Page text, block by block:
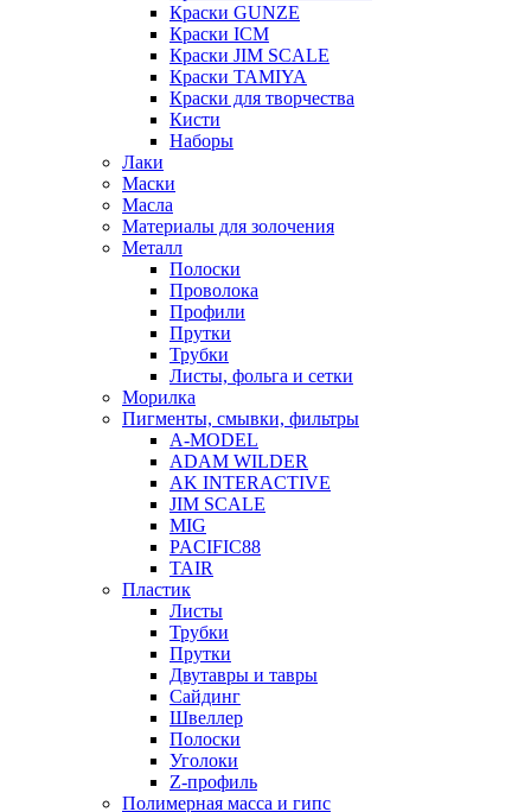
Краски GUNZE
Краски ICM
Краски JIM SCALE
Краски TAMIYA
Краски для творчества
Кисти
Наборы
Лаки
Маски
Масла
Материалы для золочения
Металл
Полоски
Проволока
Профили
Прутки
Трубки
Листы, фольга и сетки
Морилка
Пигменты, смывки, фильтры
A-MODEL
ADAM WILDER
AK INTERACTIVE
JIM SCALE
MIG
PACIFIC88
TAIR
Пластик
Листы
Трубки
Прутки
Двутавры и тавры
Сайдинг
Швеллер
Полоски
Уголоки
Z-профиль
Полимерная масса и гипс